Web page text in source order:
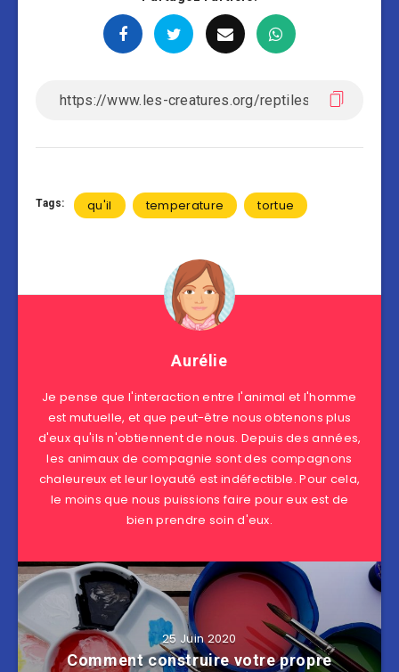
Tags: qu'il temperature tortue
Aurélie
Je pense que l'interaction entre l'animal et l'homme
est mutuelle, et que peut-être nous obtenons plus
d'eux qu'ils n'obtiennent de nous. Depuis des années,
les animaux de compagnie sont des compagnons
chaleureux et leur loyauté est indéfectible. Pour cela,
le moins que nous puissions faire pour eux est de
bien prendre soin d'eux.
25 Juin 2020
Comment construire votre propre